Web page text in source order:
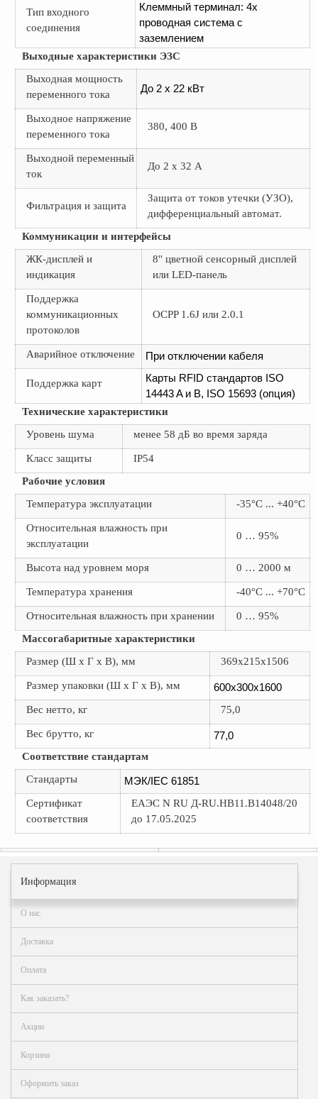
Тип входного
соединения
Клеммный терминал: 4х
проводная система с
заземлением
Выходные характеристики ЭЗС
Выходная мощность
переменного тока
До 2 x 22 кВт
Выходное напряжение
переменного тока
380, 400 В
Выходной переменный
ток
До 2 x 32 А
Фильтрация и защита
Защита от токов утечки (УЗО),
дифференциальный автомат.
Коммуникации и интерфейсы
ЖК-дисплей и
индикация
8'' цветной сенсорный дисплей
или LED-панель
Поддержка
коммуникационных
протоколов
OCPP 1.6J или 2.0.1
Аварийное отключение При отключении кабеля
Поддержка карт
Карты RFID стандартов ISO
14443 A и B, ISO 15693 (опция)
Технические характеристики
Уровень шума
менее 58 дБ во время заряда
Класс защиты
IP54
Рабочие условия
Температура эксплуатации
-35°С ... +40°С
Относительная влажность при
эксплуатации
0 … 95%
Высота над уровнем моря 0 … 2000 м
Температура хранения -40°С ... +70°С
Относительная влажность при хранении
0 … 95%
Массогабаритные характеристики
Размер (Ш х Г х В), мм
369x215x1506
Размер упаковки (Ш х Г х В), мм 600x300x1600
Вес нетто, кг 75,0
Вес брутто, кг 77,0
Соответствие стандартам
Стандарты
МЭК/IEC 61851
Сертификат
соответствия
ЕАЭС N RU Д-RU.HB11.B14048/20
до 17.05.2025
Информация
О нас
Доставка
Оплата
Как заказать?
Акции
Корзина
Оформить заказ